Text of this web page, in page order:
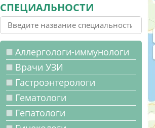
СПЕЦИАЛЬНОСТИ
Аллергологи-иммунологи
Врачи УЗИ
Гастроэнтерологи
Гематологи
Гепатологи